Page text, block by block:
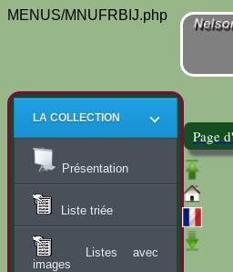
MENUS/MNUFRBIJ.php
LA COLLECTION
Présentation
Liste triée
Listes avec
images
Page